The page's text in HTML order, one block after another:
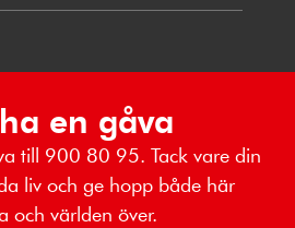
en gåva
till 900 80 95. Tack vare din
liv och ge hopp både här
och världen över.